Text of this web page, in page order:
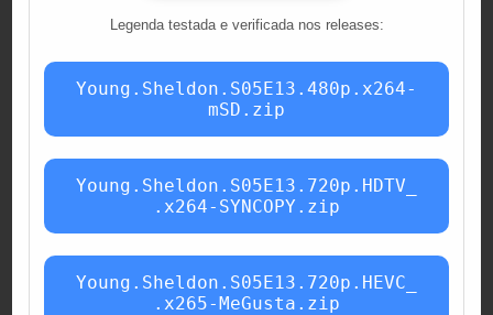
Legenda testada e verificada nos releases:
Young.Sheldon.S05E13.480p.x264-
mSD.zip
Young.Sheldon.S05E13.720p.HDTV_
.x264-SYNCOPY.zip
Young.Sheldon.S05E13.720p.HEVC_
.x265-MeGusta.zip